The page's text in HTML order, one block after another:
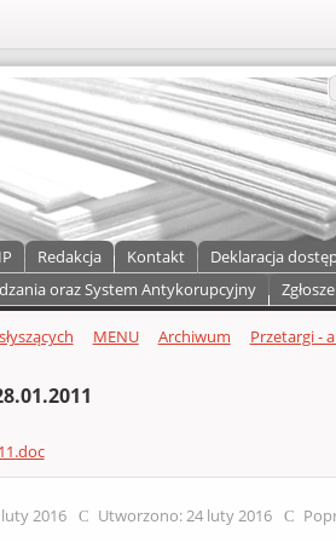
Redakcja Kontakt Deklaracja
oraz System Antykorupcyjny
MENU Archiwum Przetargi -
2016 Utworzono: 24 luty 2016